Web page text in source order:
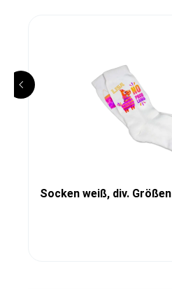
Socken weiß, div. Größen